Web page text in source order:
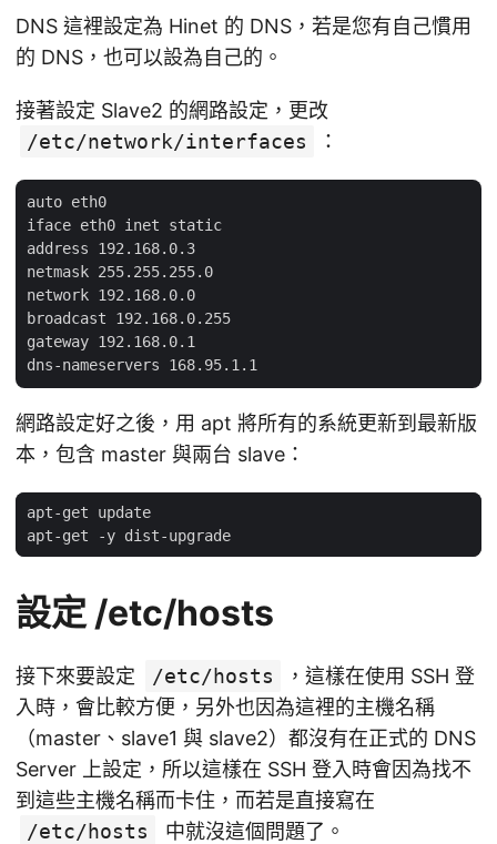
DNS 這裡設定為 Hinet 的 DNS，若是您有自己慣用
的 DNS，也可以設為自己的。
接著設定 Slave2 的網路設定，更改
/etc/network/interfaces
：
auto eth0
iface eth0 inet static
address 192.168.0.3
netmask 255.255.255.0
network 192.168.0.0
broadcast 192.168.0.255
gateway 192.168.0.1
網路設定好之後，用 apt 將所有的系統更新到最新版
本，包含 master 與兩台 slave：
設定 /etc/hosts
接下來要設定 /etc/hosts
，這樣在使用 SSH 登
入時，會比較方便，另外也因為這裡的主機名稱
（master、slave1 與 slave2）都沒有在正式的 DNS
Server 上設定，所以這樣在 SSH 登入時會因為找不
到這些主機名稱而卡住，而若是直接寫在
/etc/hosts
中就沒這個問題了。